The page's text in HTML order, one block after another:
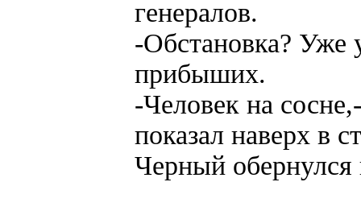
генералов.
-Обстановка? Уже
прибыших.
-Человек на
показал наверх в
Черный обернулся